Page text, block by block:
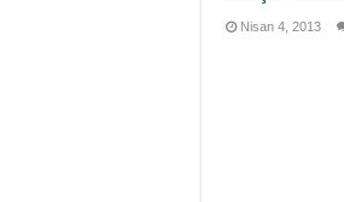
Nisan 4, 2013